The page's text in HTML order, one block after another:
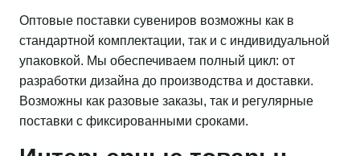
Оптовые поставки сувениров возможны как в
стандартной комплектации, так и с индивидуальной
упаковкой. Мы обеспечиваем полный цикл: от
разработки дизайна до производства и доставки.
Возможны как разовые заказы, так и регулярные
поставки с фиксированными сроками.